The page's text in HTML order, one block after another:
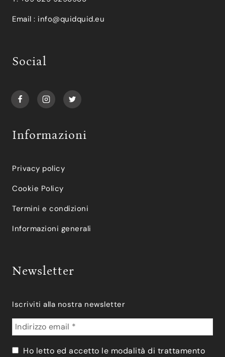
Email : info@quidquid.eu
Social
Informazioni
Privacy policy
Cookie Policy
Termini e condizioni
Informazioni generali
Newsletter
Iscriviti alla nostra newsletter
Ho letto ed accetto le modalità di trattamento